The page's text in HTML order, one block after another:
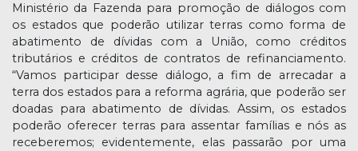
Ministério da Fazenda para promoção de diálogos com
os estados que poderão utilizar terras como forma de
abatimento de dívidas com a União, como créditos
tributários e créditos de contratos de refinanciamento.
“Vamos participar desse diálogo, a fim de arrecadar a
terra dos estados para a reforma agrária, que poderão ser
doadas para abatimento de dívidas. Assim, os estados
poderão oferecer terras para assentar famílias e nós as
receberemos; evidentemente, elas passarão por uma